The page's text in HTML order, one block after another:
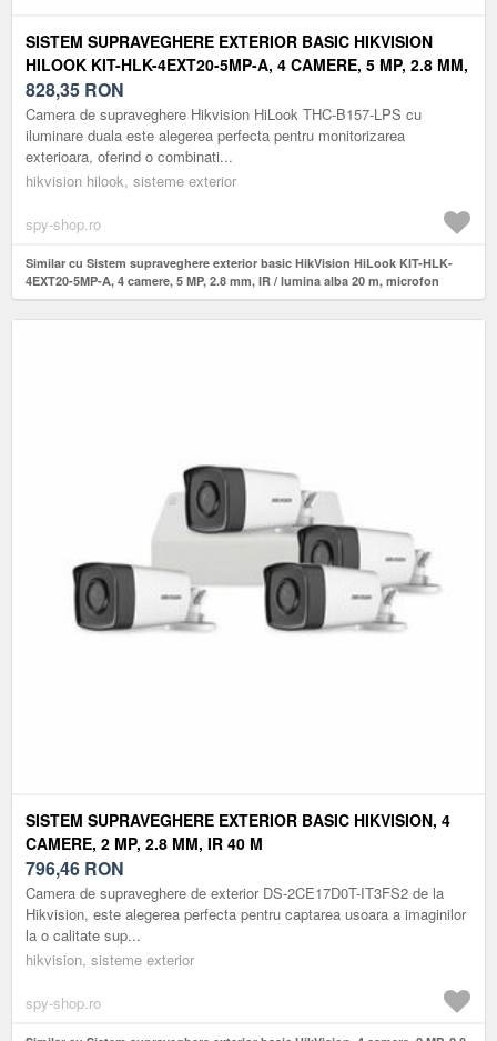
SISTEM SUPRAVEGHERE EXTERIOR BASIC HIKVISION
HILOOK KIT-HLK-4EXT20-5MP-A, 4 CAMERE, 5 MP, 2.8 MM,
IR / LUMINA ALBA 20 M, MICROFON
828,35 RON
Camera de supraveghere Hikvision HiLook THC-B157-LPS cu
iluminare duala este alegerea perfecta pentru monitorizarea
exterioara, oferind o combinati...
hikvision hilook, sisteme exterior
spy-shop.ro
Similar cu Sistem supraveghere exterior basic HikVision HiLook KIT-HLK-
4EXT20-5MP-A, 4 camere, 5 MP, 2.8 mm, IR / lumina alba 20 m, microfon
SISTEM SUPRAVEGHERE EXTERIOR BASIC HIKVISION, 4
CAMERE, 2 MP, 2.8 MM, IR 40 M
796,46 RON
Camera de supraveghere de exterior DS-2CE17D0T-IT3FS2 de la
Hikvision, este alegerea perfecta pentru captarea usoara a imaginilor
la o calitate sup...
hikvision, sisteme exterior
spy-shop.ro